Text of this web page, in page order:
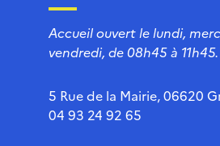
Accueil ouvert le lundi,
vendredi, de 08h45 à 11h45.
5 Rue de la Mairie, 06620
04 93 24 92 65